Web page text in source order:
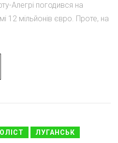
Алегрі погодився на
12 мільйонів євро. Проте, на
ЛУГАНСЬК